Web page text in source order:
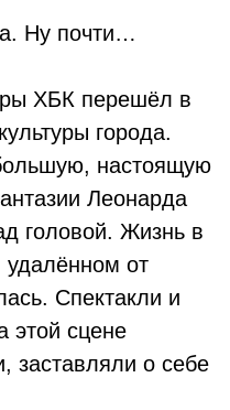
Ну почти…
ХБК перешёл в
города.
настоящую
Леонарда
головой. Жизнь в
от
Спектакли и
этой сцене
заставляли о себе